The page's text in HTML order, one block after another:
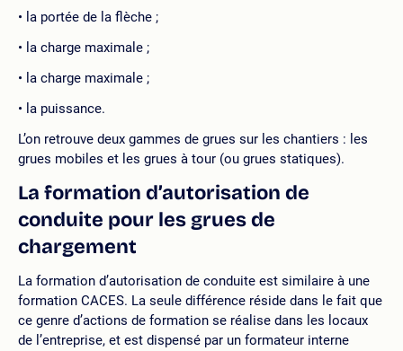
la portée de la flèche ;
la charge maximale ;
la charge maximale ;
la puissance.
L’on retrouve deux gammes de grues sur les chantiers : les
grues mobiles et les grues à tour (ou grues statiques).
La formation d’autorisation de
conduite pour les grues de
chargement
La formation d’autorisation de conduite est similaire à une
formation CACES. La seule différence réside dans le fait que
ce genre d’actions de formation se réalise dans les locaux
de l’entreprise, et est dispensé par un formateur interne